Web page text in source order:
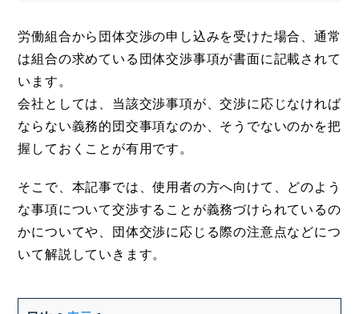
労働組合から団体交渉の申し込みを受けた場合、通常
は組合の求めている団体交渉事項が書面に記載されて
います。
会社としては、当該交渉事項が、交渉に応じなければ
ならない義務的団交事項なのか、そうでないのかを把
握しておくことが有用です。
そこで、本記事では、使用者の方へ向けて、どのよう
な事項について交渉することが義務づけられているの
かについてや、団体交渉に応じる際の注意点などにつ
いて解説していきます。